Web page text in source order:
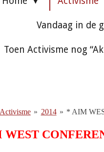
Vandaag in de
Toen Activisme nog
Activisme » 2014 » * AIM